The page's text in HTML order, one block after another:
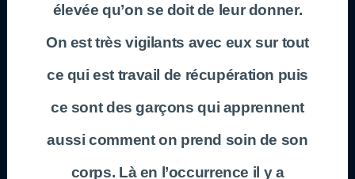
élevée qu’on se doit de leur donner.
On est très vigilants avec eux sur tout
ce qui est travail de récupération puis
ce sont des garçons qui apprennent
aussi comment on prend soin de son
corps. Là en l’occurrence il y a